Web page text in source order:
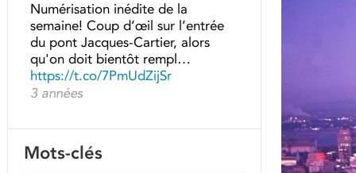
Numérisation inédite de la
semaine! Coup d’œil sur l’entrée
du pont Jacques-Cartier, alors
qu'on doit bientôt rempl…
https://t.co/7PmUdZijSr
3 années
Mots-clés